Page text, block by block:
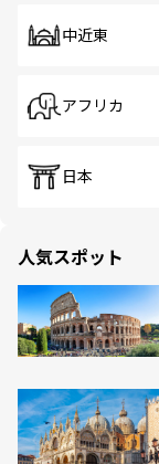
中近東
アフリカ
日本
人気スポット